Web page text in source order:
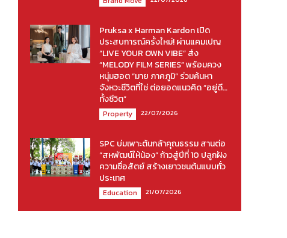
Pruksa x Harman Kardon เปิด
ประสบการณ์ครั้งใหม่! ผ่านแคมเปญ
“LIVE YOUR OWN VIBE” ส่ง
“MELODY FILM SERIES” พร้อมควง
หนุ่มฮอต “มาย ภาคภูมิ” ร่วมค้นหา
จังหวะชีวิตที่ใช่ ต่อยอดแนวคิด “อยู่ดี…
ทั้งชีวิต”
Property 22/07/2026
SPC บ่มเพาะต้นกล้าคุณธรรม สานต่อ
“สหพัฒน์ให้น้อง” ก้าวสู่ปีที่ 10 ปลูกฝัง
ความซื่อสัตย์ สร้างเยาวชนต้นแบบทั่ว
ประเทศ
Education 21/07/2026